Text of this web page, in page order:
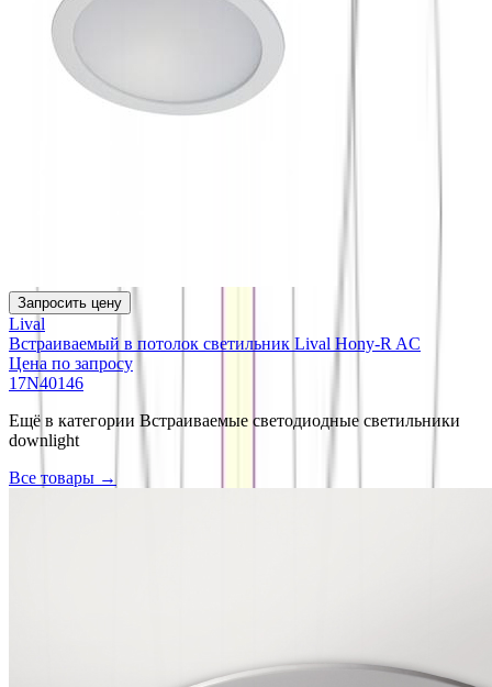
Запросить цену
Lival
Встраиваемый в потолок светильник Lival Hony-R AC
Цена по запросу
17N40146
Ещё в категории Встраиваемые светодиодные светильники
downlight
Все товары →